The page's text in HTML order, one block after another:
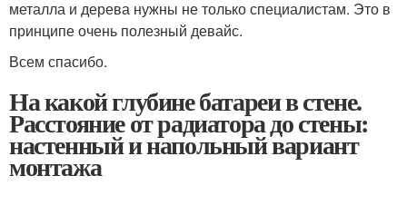
металла и дерева нужны не только специалистам. Это в
принципе очень полезный девайс.
Всем спасибо.
На какой глубине батареи в стене.
Расстояние от радиатора до стены:
настенный и напольный вариант
монтажа